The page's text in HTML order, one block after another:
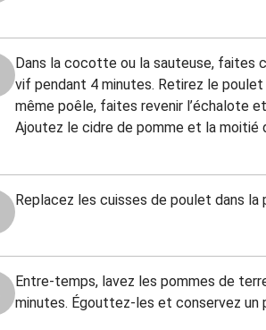
Dans la cocotte ou la sauteuse, faites
vif pendant 4 minutes. Retirez le
même poêle, faites revenir l’échalote
Ajoutez le cidre de pomme et la moitié
Replacez les cuisses de poulet dans
Entre-temps, lavez les pommes de
minutes. Égouttez-les et conservez un